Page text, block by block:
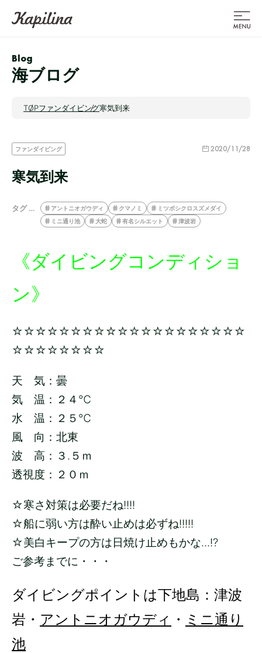
Blog
海ブログ
TOPファンダイビング寒気到来
ファンダイビング 2020/11/28
寒気到来
タグ … アントニオガウディ クマノミ
ミツボシクロスズメダイ
ミニ通り池
大蛇 有名シルエット 津波岩
《ダイビングコンディショ
ン》
☆☆☆☆☆☆☆☆☆☆☆☆☆☆☆☆☆☆☆☆
☆☆☆☆☆☆☆☆
天 気：曇
気 温：２４ ℃
水 温：２５ ℃
風 向：北東
波 高：３.５ｍ
透視度：２０ｍ
☆寒さ対策は必要だね!!!!
☆船に弱い方は酔い止めは必ずね!!!!!
☆美白キープの方は日焼け止めもかな...!?
ご参考までに・・・
ダイビングポイントは下地島：津波
岩・ アントニオガウディ ・ ミニ通り
池